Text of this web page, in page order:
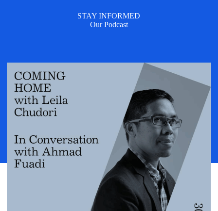
STAY INFORMED
Our Podcast